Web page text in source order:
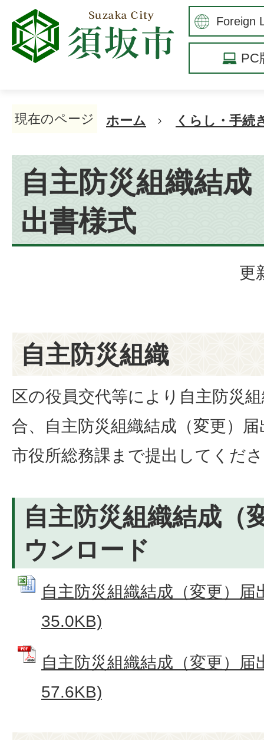
PC
現在のページ ホーム くらし・手続
自主防災組織結成
出書様式
更
自主防災組織
区の役員交代等により自主防災
合、自主防災組織結成（変更）
市役所総務課まで提出してくだ
自主防災組織結成（
ウンロード
自主防災組織結成（変更）
35.0KB)
自主防災組織結成（変更）
57.6KB)